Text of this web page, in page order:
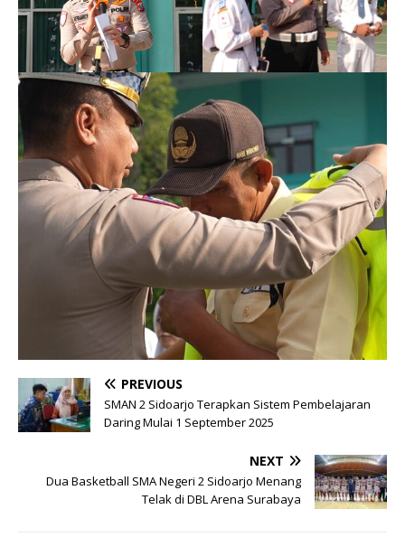
PREVIOUS
SMAN 2 Sidoarjo Terapkan Sistem Pembelajaran
Daring Mulai 1 September 2025
NEXT
Dua Basketball SMA Negeri 2 Sidoarjo Menang
Telak di DBL Arena Surabaya